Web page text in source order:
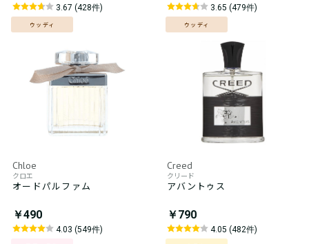
3.67 (428件)
ウッディ
3.65 (479件)
ウッディ
Chloe
クロエ
オードパルファム
￥490
4.03 (549件)
Creed
クリード
アバントゥス
￥790
4.05 (482件)